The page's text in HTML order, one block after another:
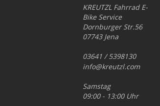
KREUTZL Fahrrad E-
Bike Service
Dornburger Str.56
07743 Jena
03641 / 5398130
info@kreutzl.com
Samstag
09:00 - 13:00 Uhr